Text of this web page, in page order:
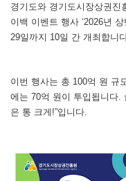
경기도와 경기도시장상권진
이백 이벤트 행사 ‘2026년
29일까지 10일 간 개최합니
이번 행사는 총 100억 원 규
에는 70억 원이 투입됩니다.
은 통 크게!”입니다. ​